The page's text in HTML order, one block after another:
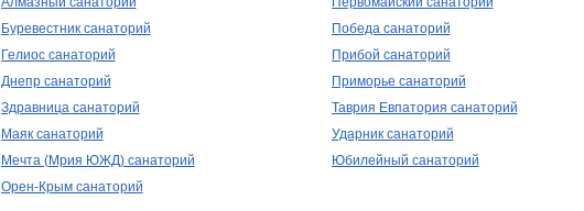
Буревестник санаторий
Гелиос санаторий
Днепр санаторий
Здравница санаторий
Маяк санаторий
Мечта (Мрия ЮЖД) санаторий
Орен-Крым санаторий
Победа санаторий
Прибой санаторий
Приморье санаторий
Таврия Евпатория санаторий
Ударник санаторий
Юбилейный санаторий